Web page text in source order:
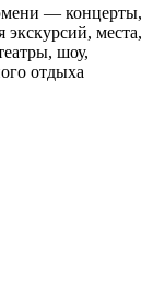
— концерты,
экскурсий, места,
шоу,
отдыха